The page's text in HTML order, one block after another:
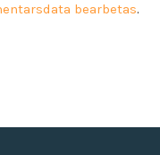
bearbetas.